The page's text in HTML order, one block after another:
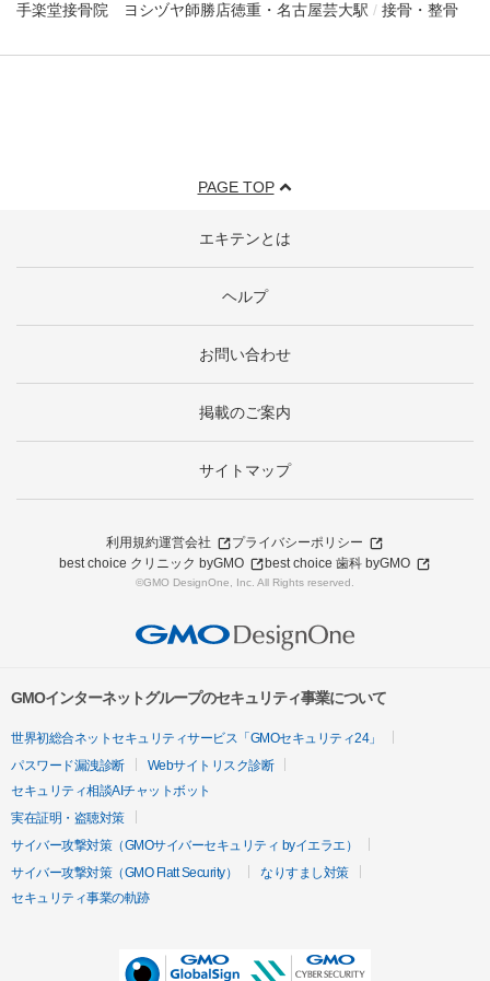
手楽堂接骨院 ヨシヅヤ師勝店徳重・名古屋芸大駅 接骨・整骨
PAGE TOP
エキテンとは
ヘルプ
お問い合わせ
掲載のご案内
サイトマップ
利用規約運営会社
プライバシーポリシー
best choice クリニック byGMO
best choice 歯科 byGMO
©GMO DesignOne, Inc. All Rights reserved.
GMOインターネットグループのセキュリティ事業について
世界初総合ネットセキュリティサービス「GMOセキュリティ24」
パスワード漏洩診断
Webサイトリスク診断
セキュリティ相談AIチャットボット
実在証明・盗聴対策
サイバー攻撃対策（GMOサイバーセキュリティ byイエラエ）
サイバー攻撃対策（GMO Flatt Security）
なりすまし対策
セキュリティ事業の軌跡